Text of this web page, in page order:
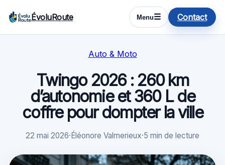
ÉvoluRoute Menu☰ Contact
Auto & Moto
Twingo 2026 : 260 km
d’autonomie et 360 L de
coffre pour dompter la ville
22 mai 2026·Éléonore Valmerieux·5 min de lecture